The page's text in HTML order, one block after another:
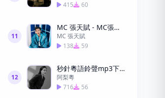
415
60
11
MC 張天賦 - MC張天賦-男人怎可以1
MC 張天賦
138
59
12
秒針粵語鈴聲mp3下載
阿梨粵
716
56